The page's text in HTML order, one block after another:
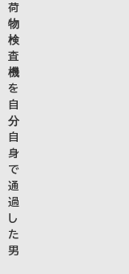
荷
物
検
査
機
を
自
分
自
身
で
通
過
し
た
男